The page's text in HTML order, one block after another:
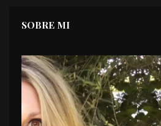
SOBRE MI